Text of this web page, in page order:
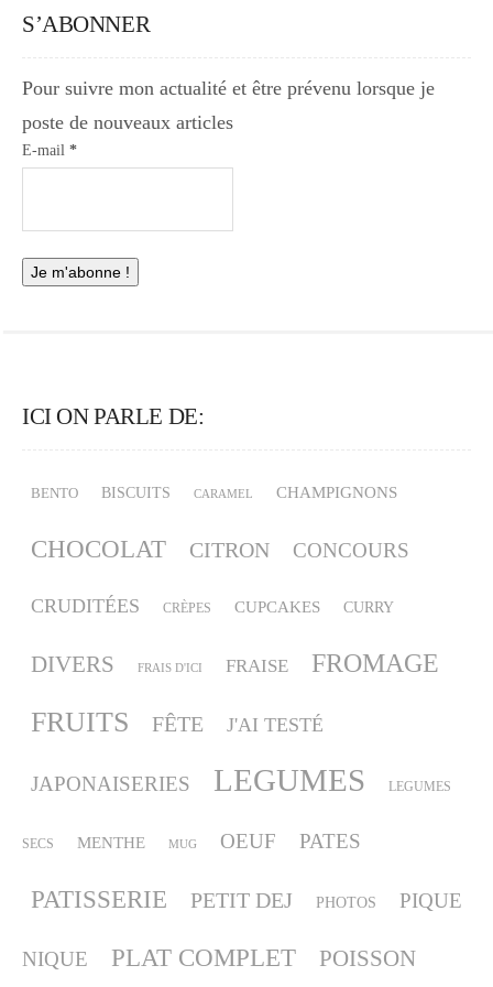
S’ABONNER
Pour suivre mon actualité et être prévenu lorsque je
poste de nouveaux articles
E-mail *
ICI ON PARLE DE:
BENTO BISCUITS CARAMEL CHAMPIGNONS
CHOCOLAT CITRON CONCOURS
CRUDITÉES CRÈPES CUPCAKES CURRY
DIVERS FRAIS D'ICI FRAISE FROMAGE
FRUITS FÊTE J'AI TESTÉ
JAPONAISERIES LEGUMES LEGUMES
SECS MENTHE MUG OEUF PATES
PATISSERIE PETIT DEJ PHOTOS PIQUE
NIQUE PLAT COMPLET POISSON